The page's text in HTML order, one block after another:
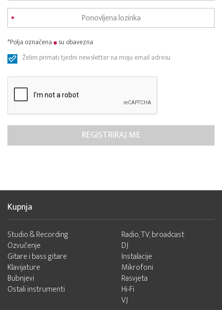
*Polja označena
su obavezna
Želim primati tjedni newsletter na moju email adresu
Kupnja
Studio & Recording
Ozvučenje
Gitare i bass gitare
Klavijature
Bubnjevi
Ostali instrumenti
Radio, TV, broadcast
DJ
Instalacije
Mikrofoni
Rasvjeta
Hi-Fi
VJ